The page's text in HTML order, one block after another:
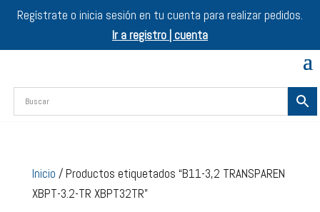
Regístrate o inicia sesión en tu cuenta para realizar pedidos.
Ir a registro | cuenta
Inicio / Productos etiquetados “B11-3,2 TRANSPAREN
XBPT-3.2-TR XBPT32TR”